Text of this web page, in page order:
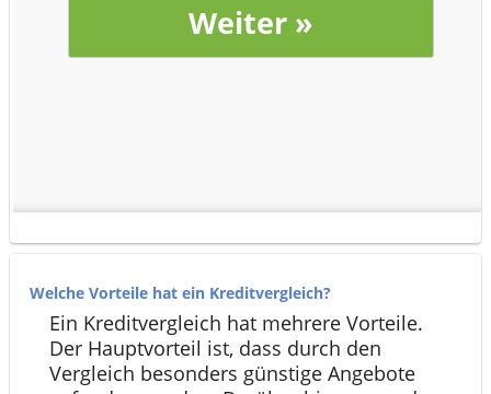
Welche Vorteile hat ein Kreditvergleich?
Ein Kreditvergleich hat mehrere Vorteile.
Der Hauptvorteil ist, dass durch den
Vergleich besonders günstige Angebote